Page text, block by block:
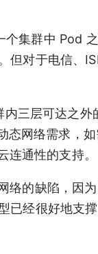
集群中 Pod
但对于电信、
三层可达之外
网络需求，
通性的支持。
络的缺陷，因
已经很好地支